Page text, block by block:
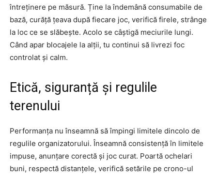
întreținere pe măsură. Ține la îndemână consumabile de
bază, curăță țeava după fiecare joc, verifică firele, strânge
la loc ce se slăbește. Acolo se câștigă meciurile lungi.
Când apar blocajele la alții, tu continui să livrezi foc
controlat și calm.
Etică, siguranță și regulile
terenului
Performanța nu înseamnă să împingi limitele dincolo de
regulile organizatorului. Înseamnă consistență în limitele
impuse, anunțare corectă și joc curat. Poartă ochelari
buni, respectă distanțele, verifică setările pe crono-ul